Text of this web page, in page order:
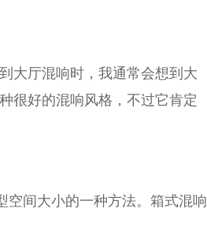
大厅混响时，我通常会想到大
很好的混响风格，不过它肯定
空间大小的一种方法。箱式混响